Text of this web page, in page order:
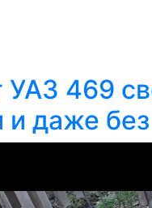
УАЗ 469
и даже